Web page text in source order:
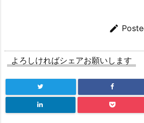

よろしければシェアお願いします